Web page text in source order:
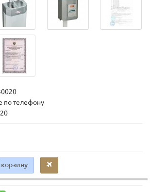
по телефону
корзину